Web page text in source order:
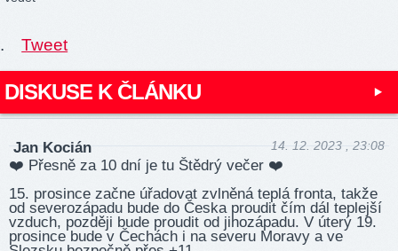
. Tweet
DISKUSE K ČLÁNKU
Jan Kocián 14. 12. 2023 , 23:08
❤️‍ Přesně za 10 dní je tu Štědrý večer ❤️‍
15. prosince začne úřadovat zvlněná teplá fronta, takže
od severozápadu bude do Česka proudit čím dál teplejší
vzduch, později bude proudit od jihozápadu. V úterý 19.
prosince bude v Čechách i na severu Moravy a ve